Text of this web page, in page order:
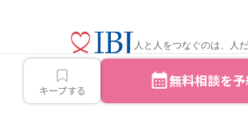
キープする 無料相談を
人と人をつなぐのは、人だ